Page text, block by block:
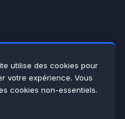
utilise des cookies pour
votre expérience. Vous
cookies non-essentiels.